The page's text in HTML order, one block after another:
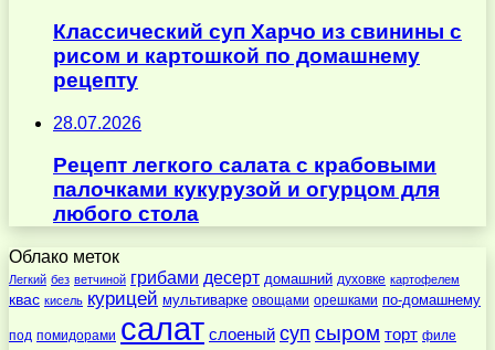
Классический суп Харчо из свинины с
рисом и картошкой по домашнему
рецепту
28.07.2026
Рецепт легкого салата с крабовыми
палочками кукурузой и огурцом для
любого стола
Облако меток
Легкий без ветчиной грибами десерт домашний духовке картофелем
квас кисель курицей мультиварке овощами орешками по-домашнему
под помидорами салат слоеный суп сыром торт филе